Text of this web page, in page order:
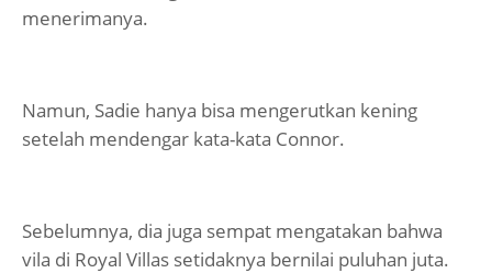
menerimanya.
Namun, Sadie hanya bisa mengerutkan kening
setelah mendengar kata-kata Connor.
Sebelumnya, dia juga sempat mengatakan bahwa
vila di Royal Villas setidaknya bernilai puluhan juta.